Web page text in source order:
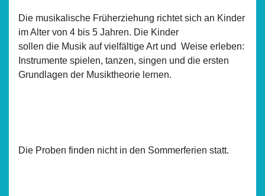
Die musikalische Früherziehung richtet sich an Kinder
im Alter von 4 bis 5 Jahren. Die Kinder
sollen die Musik auf vielfältige Art und Weise erleben:
Instrumente spielen, tanzen, singen und die ersten
Grundlagen der Musiktheorie lernen.
Die Proben finden nicht in den Sommerferien statt.